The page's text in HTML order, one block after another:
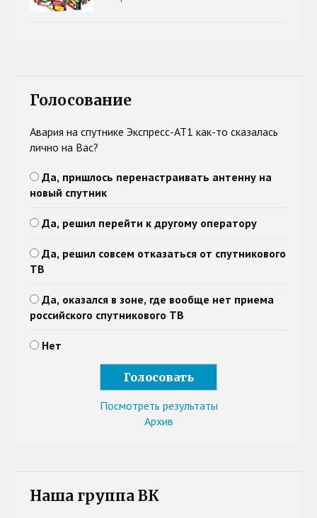
Голосование
Авария на спутнике Экспресс-АТ1 как-то сказалась
лично на Вас?
Да, пришлось перенастраивать антенну на
новый спутник
Да, решил перейти к другому оператору
Да, решил совсем отказаться от спутникового
ТВ
Да, оказался в зоне, где вообще нет приема
российского спутникового ТВ
Нет
Посмотреть результаты
Архив
Наша группа ВК